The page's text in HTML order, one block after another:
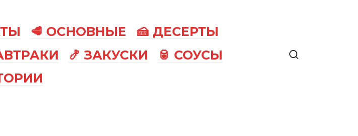
🥩 ОСНОВНЫЕ
🍰 ДЕСЕРТЫ
🍤 ЗАКУСКИ
🥫 СОУСЫ